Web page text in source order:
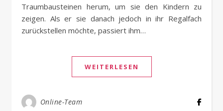
Traumbausteinen herum, um sie den Kindern zu
zeigen. Als er sie danach jedoch in ihr Regalfach
zurückstellen möchte, passiert ihm…
WEITERLESEN
Online-Team